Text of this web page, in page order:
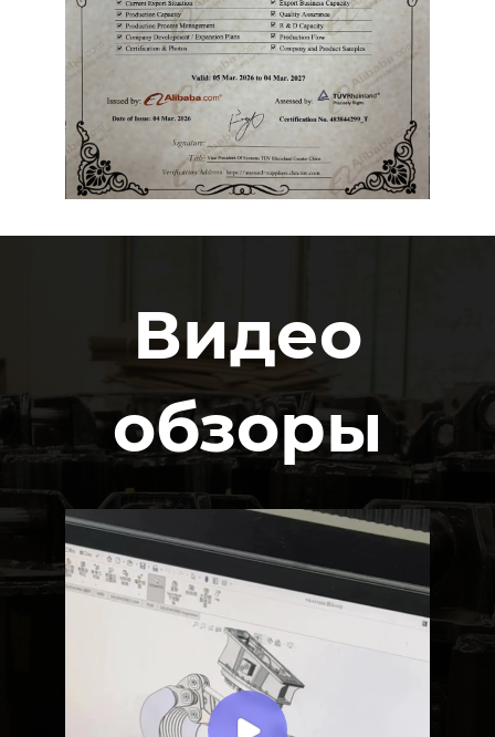
Видео
обзоры